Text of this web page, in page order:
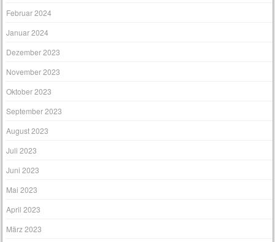
Februar 2024
Januar 2024
Dezember 2023
November 2023
Oktober 2023
September 2023
August 2023
Juli 2023
Juni 2023
Mai 2023
April 2023
März 2023